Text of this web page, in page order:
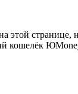
этой
кошелёк